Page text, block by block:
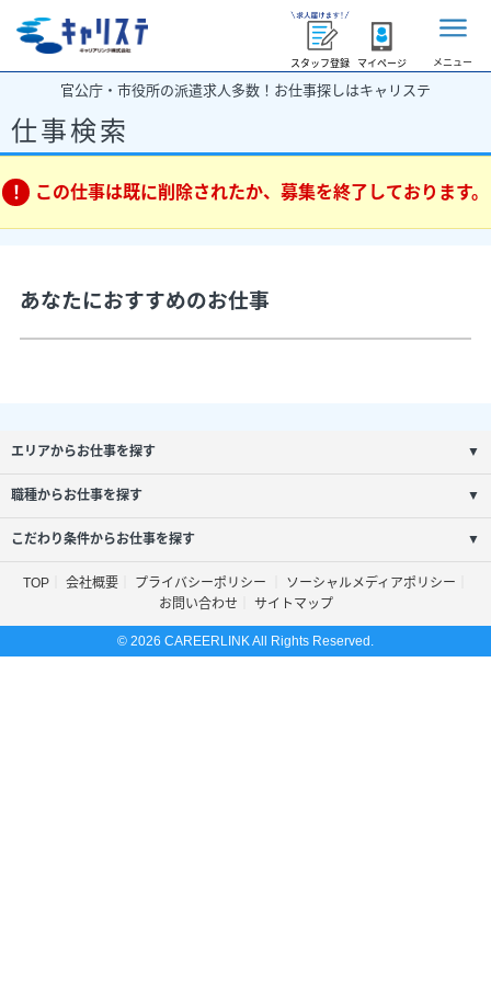
スタッフ登録 マイページ メニュー
官公庁・市役所の派遣求人多数！お仕事探しはキャリステ
仕事検索
この仕事は既に削除されたか、募集を終了しております。
あなたにおすすめのお仕事
エリアからお仕事を探す ▼
職種からお仕事を探す ▼
こだわり条件からお仕事を探す ▼
TOP 会社概要 プライバシーポリシー
ソーシャルメディアポリシー
お問い合わせ
サイトマップ
© 2026 CAREERLINK All Rights Reserved.